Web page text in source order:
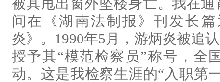
被其甩出窗外坠楼身亡。我在
间在《湖南法制报》刊发长
炎》。1990年5月，游炳炎被追
授予其“模范检察员”称号，全
动。这是我检察生涯的“入职第